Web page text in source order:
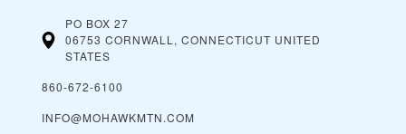
PO BOX 27
06753 CORNWALL, CONNECTICUT UNITED
STATES
860-672-6100
INFO@MOHAWKMTN.COM